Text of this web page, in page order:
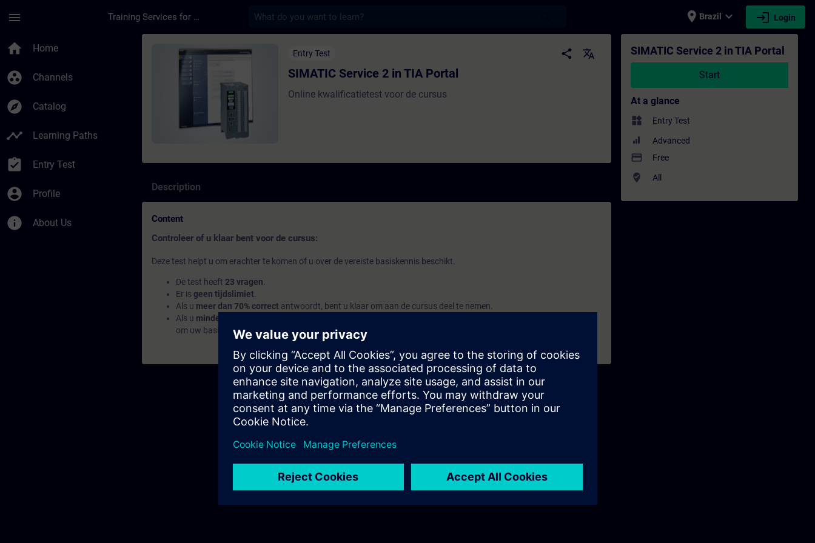
menu Training Services for Digital Industries place Brazil expand_more login Login
home Home
group_work Channels
explore Catalog
timeline Learning Paths
assignment_turned_in Entry Test
account_circle Profile
info About Us
Course - SIMATIC Service 2 in TIA Portal - Training - Training - Professional development | SITRAIN
Entry Test share translate
SIMATIC Service 2 in TIA Portal
Online kwalificatietest voor de cursus
Description
Content
Controleer of u klaar bent voor de cursus:
Deze test helpt u om erachter te komen of u over de vereiste basiskennis beschikt.
De test heeft 23 vragen
Er is geen tijdslimiet
Als u meer dan 70% correct antwoordt, bent u klaar om aan de cursus deel te nemen.
Als u minder dan 70%
om uw basis op te bouwen.
SIMATIC Service 2 in TIA Portal
Start
At a glance
widgets Entry Test
Advanced
payment Free
where_to_vote All